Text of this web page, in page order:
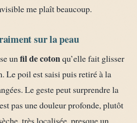
me plaît beaucoup.
sur la peau
unfil de cotonqu’elle fait glisser
Le poil est saisi puis retiré à la
Le geste peut surprendre la
pas une douleur profonde, plutôt